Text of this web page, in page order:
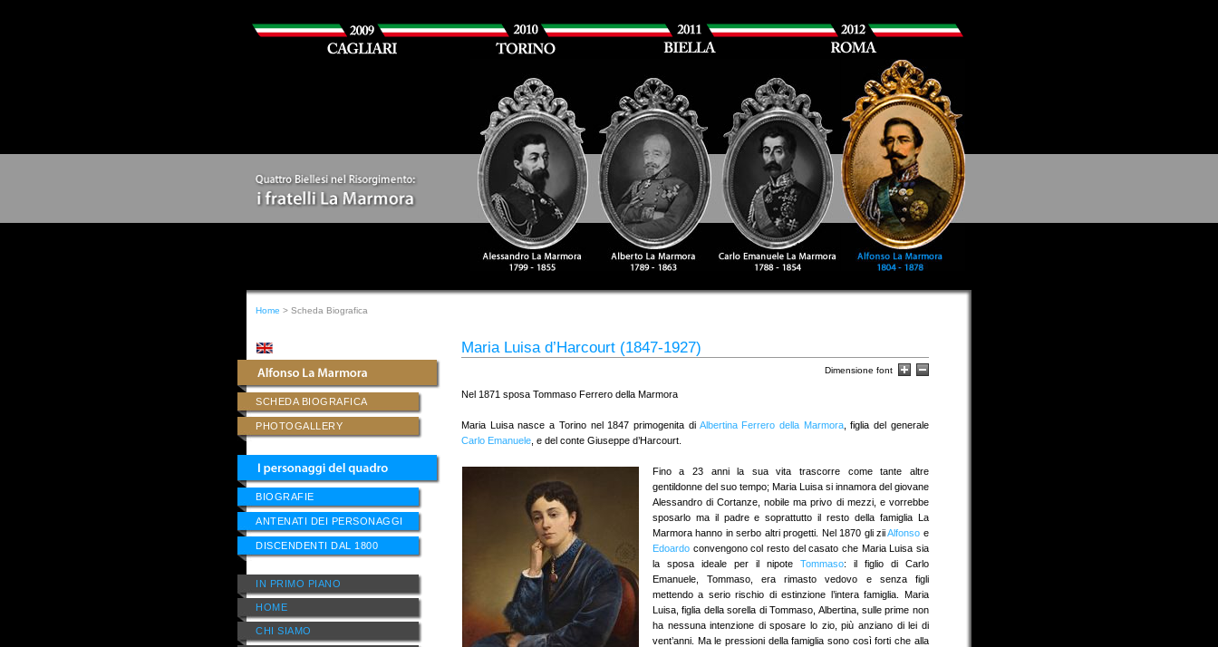
Home > Scheda Biografica
SCHEDA BIOGRAFICA
PHOTOGALLERY
BIOGRAFIE
ANTENATI DEI PERSONAGGI
DISCENDENTI DAL 1800
IN PRIMO PIANO
HOME
CHI SIAMO
Maria Luisa d’Harcourt (1847-1927)
Dimensione font
Nel 1871 sposa Tommaso Ferrero della Marmora
Maria Luisa nasce a Torino nel 1847 primogenita di Albertina Ferrero della Marmora, figlia del generale
Carlo Emanuele, e del conte Giuseppe d’Harcourt.
Fino a 23 anni la sua vita trascorre come tante altre
gentildonne del suo tempo; Maria Luisa si innamora del giovane
Alessandro di Cortanze, nobile ma privo di mezzi, e vorrebbe
sposarlo ma il padre e soprattutto il resto della famiglia La
Marmora hanno in serbo altri progetti. Nel 1870 gli ziiAlfonso e
Edoardoconvengono col resto del casato che Maria Luisa sia
la sposa ideale per il nipote Tommaso: il figlio di Carlo
Emanuele, Tommaso, era rimasto vedovo e senza figli
mettendo a serio rischio di estinzione l’intera famiglia. Maria
Luisa, figlia della sorella di Tommaso, Albertina, sulle prime non
ha nessuna intenzione di sposare lo zio, più anziano di lei di
vent’anni. Ma le pressioni della famiglia sono così forti che alla